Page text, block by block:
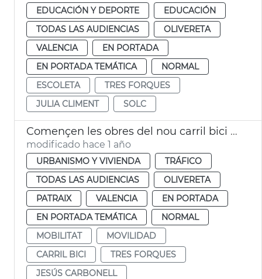
EDUCACIÓN Y DEPORTE
EDUCACIÓN
TODAS LAS AUDIENCIAS
OLIVERETA
VALENCIA
EN PORTADA
EN PORTADA TEMÁTICA
NORMAL
ESCOLETA
TRES FORQUES
JULIA CLIMENT
SOLC
Començen les obres del nou carril bici al carrer Tres Forques de València
modificado hace 1 año
URBANISMO Y VIVIENDA
TRÁFICO
TODAS LAS AUDIENCIAS
OLIVERETA
PATRAIX
VALENCIA
EN PORTADA
EN PORTADA TEMÁTICA
NORMAL
MOBILITAT
MOVILIDAD
CARRIL BICI
TRES FORQUES
JESÚS CARBONELL